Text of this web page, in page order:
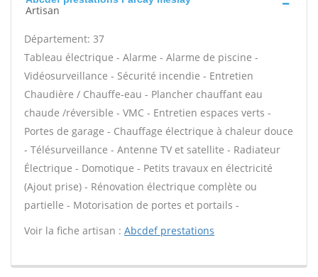
Artisan
Département: 37
Tableau électrique - Alarme - Alarme de piscine -
Vidéosurveillance - Sécurité incendie - Entretien
Chaudière / Chauffe-eau - Plancher chauffant eau
chaude /réversible - VMC - Entretien espaces verts -
Portes de garage - Chauffage électrique à chaleur douce
- Télésurveillance - Antenne TV et satellite - Radiateur
Électrique - Domotique - Petits travaux en électricité
(Ajout prise) - Rénovation électrique complète ou
partielle - Motorisation de portes et portails -
Voir la fiche artisan : Abcdef prestations